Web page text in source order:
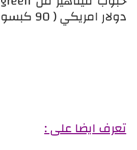
دولار امريكي ( 90 كبسولة).
تعرف ايضا على :